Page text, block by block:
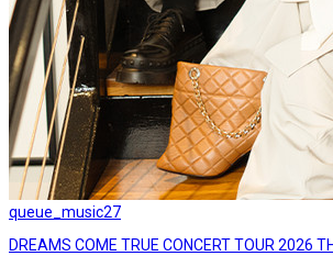
queue_music27
DREAMS COME TRUE CONCERT TOUR 2026